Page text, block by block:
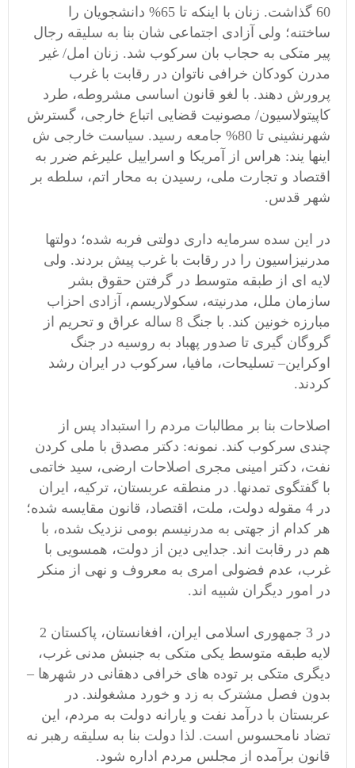
60 گذاشت. زنان با اینکه تا 65% دانشجویان را
ساختنه؛ ولی آزادی اجتماعی شان بنا به سلیقه رجال
پیر متکی به حجاب بان سرکوب شد. زنان امل/ غیر
مدرن کودکان خرافی ناتوان در رقابت با غرب
پرورش دهند. با لغو قانون اساسی مشروطه، طرد
کاپیتولاسیون/ مصونیت قضایی اتباع خارجی، گسترش
شهرنشینی تا 80% جامعه رسید. سیاست خارجی ش
اینها یند: هراس از آمریکا و اسراییل علیرغم ضرر به
اقتصاد و تجارت ملی، رسیدن به محار اتم، سلطه بر
شهر قدس.
در این سده سرمایه داری دولتی فربه شده؛ دولتها
مدرنیزاسیون را در رقابت با غرب پیش بردند. ولی
لایه ای از طبقه متوسط در گرفتن حقوق بشر
سازمان ملل، مدرنیته، سکولاریسم، آزادی احزاب
مبارزه خونین کند. با جنگ 8 ساله عراق و تحریم از
گروگان گیری تا صدور پهباد به روسیه در جنگ
اوکراین– تسلیحات، مافیا، سرکوب در ایران رشد
کردند.
اصلاحات بنا بر مطالبات مردم را استبداد پس از
چندی سرکوب کند. نمونه: دکتر مصدق با ملی کردن
نفت، دکتر امینی مجری اصلاحات ارضی، سید خاتمی
با گفتگوی تمدنها. در منطقه عربستان، ترکیه، ایران
در 4 مقوله دولت، ملت، اقتصاد، قانون مقایسه شده؛
هر کدام از جهتی به مدرنیسم بومی نزدیک شده، با
هم در رقابت اند. جدایی دین از دولت، همسویی با
غرب، عدم فضولی امری به معروف و نهی از منکر
در امور دیگران شبیه اند.
در 3 جمهوری اسلامی ایران، افغانستان، پاکستان 2
لایه طبقه متوسط یکی متکی به جنبش مدنی غرب،
دیگری متکی بر توده های خرافی دهقانی در شهرها –
بدون فصل مشترک به زد و خورد مشغولند. در
عربستان با درآمد نفت و یارانه دولت به مردم، این
تضاد نامحسوس است. لذا دولت بنا به سلیقه رهبر نه
قانون برآمده از مجلس مردم اداره شود.